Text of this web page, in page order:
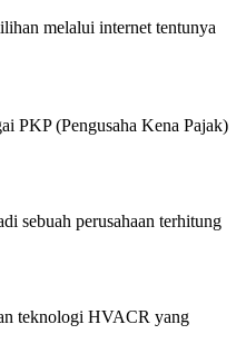
melalui internet tentunya
PKP (Pengusaha Kena Pajak)
sebuah perusahaan terhitung
teknologi HVACR yang